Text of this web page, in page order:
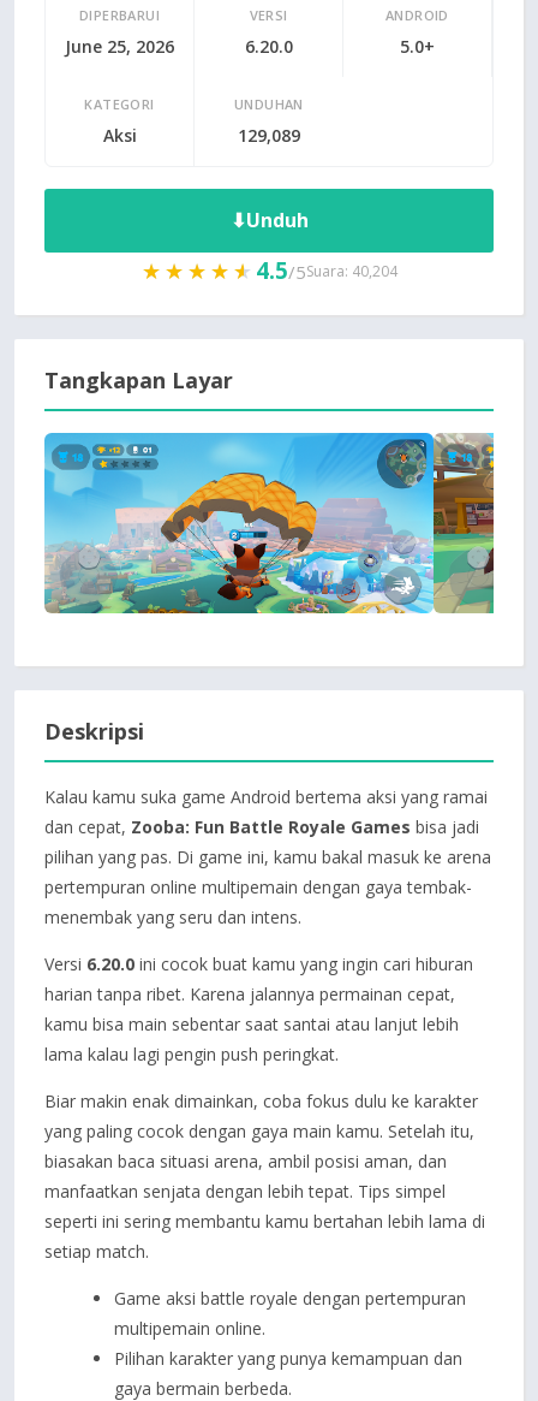
DIPERBARUI
June 25, 2026
VERSI
6.20.0
ANDROID
5.0+
KATEGORI
Aksi
UNDUHAN
129,089
⬇Unduh
★★★★★
★★★★★ 4.5/5Suara: 40,204
Tangkapan Layar
Deskripsi
Kalau kamu suka game Android bertema aksi yang ramai
dan cepat, Zooba: Fun Battle Royale Games bisa jadi
pilihan yang pas. Di game ini, kamu bakal masuk ke arena
pertempuran online multipemain dengan gaya tembak-
menembak yang seru dan intens.
Versi 6.20.0 ini cocok buat kamu yang ingin cari hiburan
harian tanpa ribet. Karena jalannya permainan cepat,
kamu bisa main sebentar saat santai atau lanjut lebih
lama kalau lagi pengin push peringkat.
Biar makin enak dimainkan, coba fokus dulu ke karakter
yang paling cocok dengan gaya main kamu. Setelah itu,
biasakan baca situasi arena, ambil posisi aman, dan
manfaatkan senjata dengan lebih tepat. Tips simpel
seperti ini sering membantu kamu bertahan lebih lama di
setiap match.
Game aksi battle royale dengan pertempuran
multipemain online.
Pilihan karakter yang punya kemampuan dan
gaya bermain berbeda.